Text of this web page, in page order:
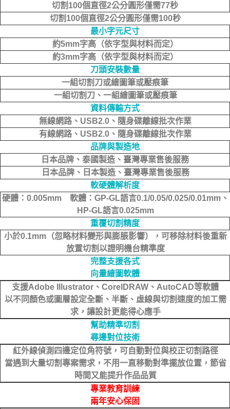
切割100個直徑2公分圓形僅需77秒
切割100個直徑2公分圓形僅需100秒
最小字元尺寸
約5mm字高（依字型與材料而定）
約3mm字高（依字型與材料而定）
刀頭安裝數量
一組切割刀或繪圖筆或壓痕筆
一組切割刀、一組繪圖筆或壓痕筆
資料傳輸方式
無線網路、USB2.0、隨身碟離線批次作業
有線網路、USB2.0、隨身碟離線批次作業
品牌與製造地
日本品牌、泰國製造、臺灣專業售後服務
日本品牌、日本製造、臺灣專業售後服務
軟硬體解析度
硬體：0.005mm 軟體：GP-GL語言0.1/0.05/0.025/0.01mm、
HP-GL語言0.025mm
重覆切割精度​
小於0.1mm（忽略材料變形與膨脹影響），可移除材料後重新
放置切割以證明機台精準度
完整支援各式
向量繪圖軟體
支援Adobe Illustrator、CorelDRAW、AutoCAD等軟體
以不同顏色或圖層設定全斷、半斷、虛線與切割速度的加工需
求，讓設計更能得心應手
幫助精準切割
尋邊對位技術
紅外線偵測四邊定位角符號，可自動對位與校正切割路徑
當遇到大量切割專案需求，不用一直移動對準擺放位置，節省
時間又能提升作品品質
專業教育訓練
兩年安心保固